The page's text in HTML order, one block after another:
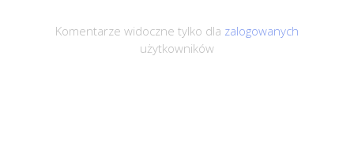
Komentarze widoczne tylko dla zalogowanych
użytkowników